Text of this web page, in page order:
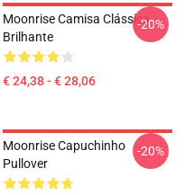
Moonrise Camisa Clássica
Brilhante
€ 24,38 - € 28,06
-20%
Moonrise Capuchinho
Pullover
-20%